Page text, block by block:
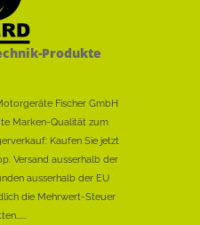
Produkte
Fischer GmbH
Marken-Qualität zum
Kaufen Sie jetzt
Versand ausserhalb der
ausserhalb der EU
die Mehrwert-Steuer